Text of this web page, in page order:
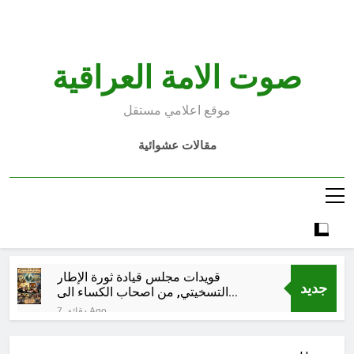
صوت الامة العراقية
موقع اعلامي مستقل
مقالات عشوائية
جديد
قويدات مجلس قيادة ثورة الإطار
التسخيتي, من اصحاب الكساء الى
المعصوبين الاثني عشر، حجج اللات
7 دقائق Ago